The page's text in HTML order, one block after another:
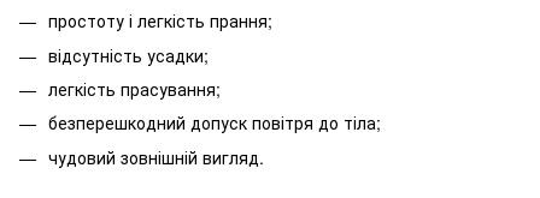
простоту і легкість прання;
відсутність усадки;
легкість прасування;
безперешкодний допуск повітря до тіла;
чудовий зовнішній вигляд.